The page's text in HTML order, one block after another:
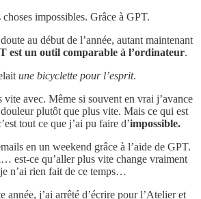
impossibles. Grâce à GPT.
au début de l’année, autant maintenant
est un outil comparable à l’ordinateur.
une bicyclette pour l’esprit.
avec. Même si souvent en vrai j’avance
plutôt que plus vite. Mais ce qui est
tout ce que j’ai pu faire d’impossible.
en un weekend grâce à l’aide de GPT.
est-ce qu’aller plus vite change vraiment
n’ai rien fait de ce temps…
année, j’ai arrêté d’écrire pour l’Atelier et